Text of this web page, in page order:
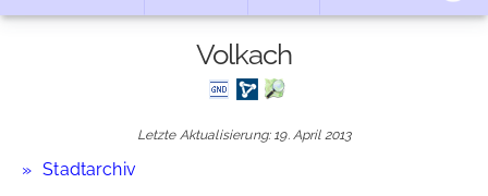
Volkach
Letzte Aktualisierung: 19. April 2013
Stadtarchiv